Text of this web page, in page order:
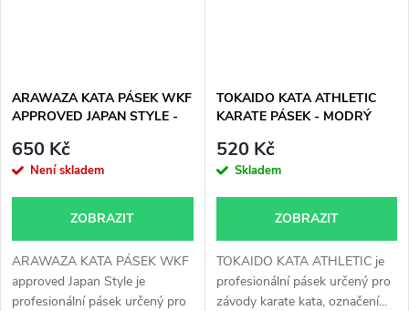
ARAWAZA KATA PÁSEK WKF
APPROVED JAPAN STYLE -
650 Kč
Není skladem
ZOBRAZIT
ARAWAZA KATA PÁSEK WKF
approved Japan Style je
profesionální pásek určený pro
TOKAIDO KATA ATHLETIC
KARATE PÁSEK - MODRÝ
520 Kč
Skladem
ZOBRAZIT
TOKAIDO KATA ATHLETIC je
profesionální pásek určený pro
závody karate kata, označení...